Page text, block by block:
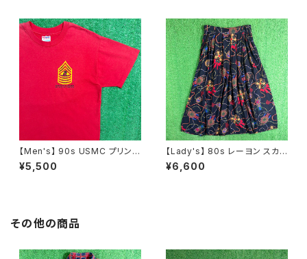
【Men's】 90s USMC プリント
Tシャツ / アメリカ製 USA製 9
0年代 ティーシャツ T-Shirt 古
¥5,500
【Lady's】 80s レーヨン スカ
ーフ柄 スカート / 80年代 古着
レディース 総柄 2266
¥6,600
その他の商品